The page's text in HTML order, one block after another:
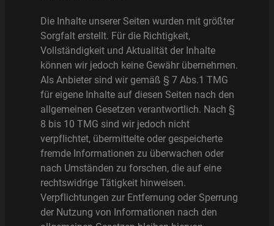
Die Inhalte unserer Seiten wurden mit größter
Sorgfalt erstellt. Für die Richtigkeit,
Vollständigkeit und Aktualität der Inhalte
können wir jedoch keine Gewähr übernehmen.
Als Anbieter sind wir gemäß § 7 Abs.1 TMG
für eigene Inhalte auf diesen Seiten nach den
allgemeinen Gesetzen verantwortlich. Nach §
8 bis 10 TMG sind wir jedoch nicht
verpflichtet, übermittelte oder gespeicherte
fremde Informationen zu überwachen oder
nach Umständen zu forschen, die auf eine
rechtswidrige Tätigkeit hinweisen.
Verpflichtungen zur Entfernung oder Sperrung
der Nutzung von Informationen nach den